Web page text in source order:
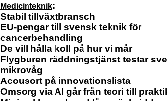
Medicinteknik:
Stabil tillväxtbransch
EU-pengar till svensk teknik för
cancerbehandling
De vill hålla koll på hur vi mår
Flygburen räddningstjänst testar
mikrovåg
Acousort på innovationslista
Omsorg via AI går från teori till